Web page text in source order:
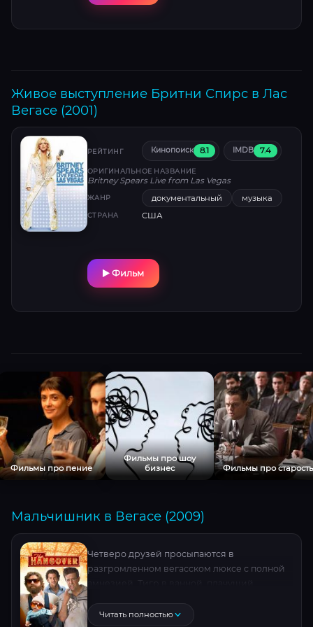
Живое выступление Бритни Спирс в Лас
Вегасе (2001)
РЕЙТИНГ Кинопоиск 8.1 IMDB 7.4
ОРИГИНАЛЬНОЕ НАЗВАНИЕ
Britney Spears Live from Las Vegas
ЖАНР документальный музыка
СТРАНА США
Фильм
Фильмы про пение
Фильмы про шоу
бизнес
Фильмы про старость
Мальчишник в Вегасе (2009)
Четверо друзей просыпаются в
разгромленном вегасском люксе с полной
Безумные приключения с таинственными
Читать полностью